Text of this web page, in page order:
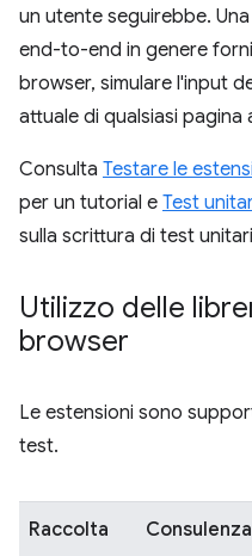
un utente seguirebbe.
end-to-end in genere
browser, simulare l'input
attuale di qualsiasi pagina
Consulta Testare le
per un tutorial e Test
sulla scrittura di test
Utilizzo delle
browser
Le estensioni sono
test.
Raccolta Consulenza